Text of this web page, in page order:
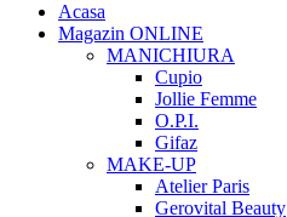
Acasa
Magazin ONLINE
MANICHIURA
Cupio
Jollie Femme
O.P.I.
Gifaz
MAKE-UP
Atelier Paris
Gerovital Beauty